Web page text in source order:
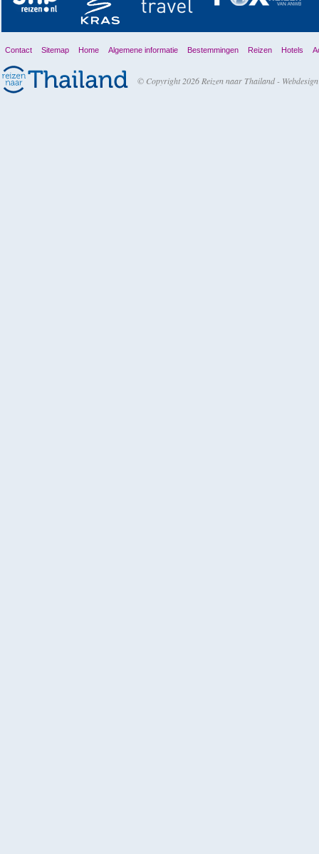
Contact Sitemap Home Algemene informatie Bestemmingen Reizen Hotels
© Copyright 2026 Reizen naar Thailand - Webdesign